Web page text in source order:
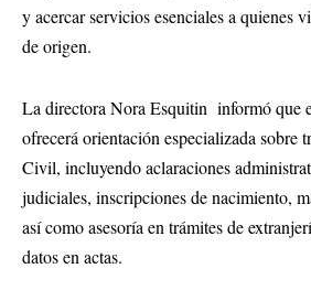
y acercar servicios esenciales a quienes
de origen.
La directora Nora Esquitin informó que
ofrecerá orientación especializada sobre
Civil, incluyendo aclaraciones
judiciales, inscripciones de nacimiento,
así como asesoría en trámites de
datos en actas.